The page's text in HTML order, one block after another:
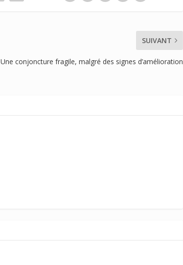
SUIVANT
Une conjoncture fragile, malgré des signes d’amélioration